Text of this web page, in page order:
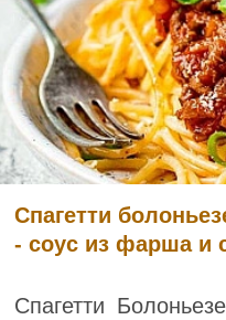
Спагетти
- соус из фарша и
Спагетти